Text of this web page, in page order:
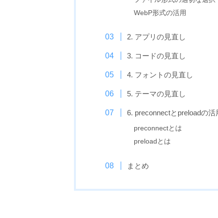
WebP形式の活用
2. アプリの見直し
3. コードの見直し
4. フォントの見直し
5. テーマの見直し
6. preconnectとpreloadの活
preconnectとは
preloadとは
まとめ